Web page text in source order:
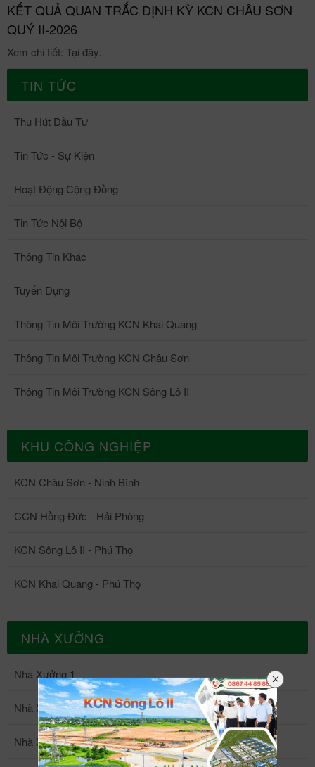
KẾT QUẢ QUAN TRẮC ĐỊNH KỲ KCN CHÂU SƠN
QUÝ II-2026
Xem chi tiết: Tại đây.
TIN TỨC
Thu Hút Đầu Tư
Tin Tức - Sự Kiện
Hoạt Động Cộng Đồng
Tin Tức Nội Bộ
Thông Tin Khác
Tuyển Dụng
Thông Tin Môi Trường KCN Khai Quang
Thông Tin Môi Trường KCN Châu Sơn
Thông Tin Môi Trường KCN Sông Lô II
KHU CÔNG NGHIỆP
KCN Châu Sơn - Ninh Bình
CCN Hồng Đức - Hải Phòng
KCN Sông Lô II - Phú Thọ
KCN Khai Quang - Phú Thọ
NHÀ XƯỞNG
Nhà Xưởng 1
Nhà Xưởng 2
Nhà Xưởng 3